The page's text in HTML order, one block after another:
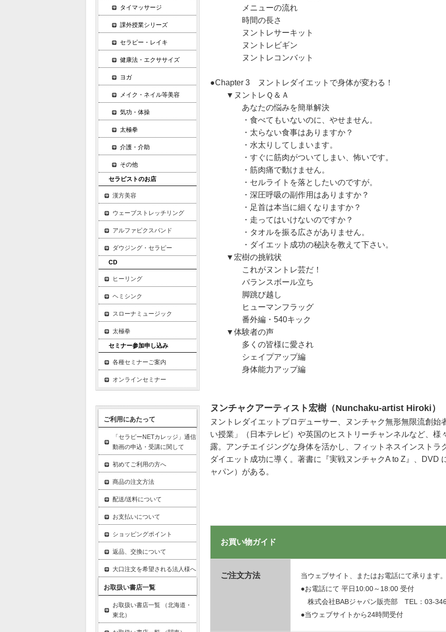
メニューの流れ
時間の長さ
ヌントレサーキット
ヌントレビギン
ヌントレコンバット
●Chapter 3 ヌントレダイエットで身体が変わる！
▼ヌントレＱ＆Ａ
あなたの悩みを簡単解決
・食べてもいないのに、やせません。
・太らない食事はありますか？
・水太りしてしまいます。
・すぐに筋肉がついてしまい、怖いです。
・筋肉痛で動けません。
・セルライトを落としたいのですが。
・深圧呼吸の副作用はありますか？
・足首は本当に細くなりますか？
・走ってはいけないのですか？
・タオルを振る広さがありません。
・ダイエット成功の秘訣を教えて下さい。
▼宏樹の挑戦状
これがヌントレ芸だ！
バランスボール立ち
脚跳び越し
ヒューマンフラッグ
番外編・540キック
▼体験者の声
多くの皆様に愛され
シェイプアップ編
身体能力アップ編
ヌンチャクアーティスト宏樹（Nunchaku-artist Hiroki）
ヌントレダイエットプロデューサー、ヌンチャク無形無限流創始
い授業」（日本テレビ）や英国のヒストリーチャンネルなど、様
露。アンチエイジングな身体を活かし、フィットネスインストラ
ダイエット成功に導く。著書に『実戦ヌンチャクA to Z』、DVD
ャパン）がある。
お買い物ガイド
ご注文方法
当ウェブサイト、またはお電話にて承ります。
●お電話にて 平日10:00～18:00 受付
株式会社BABジャパン販売部 TEL：03-
●当ウェブサイトから24時間受付
タイマッサージ
課外授業シリーズ
セラピー・レイキ
健康法・エクササイズ
ヨガ
メイク・ネイル等美容
気功・体操
太極拳
介護・介助
その他
セラピストのお店
漢方美容
ウェーブストレッチリング
アルファビクスバンド
ダウジング・セラピー
CD
ヒーリング
ヘミシンク
スローナミュージック
太極拳
セミナー参加申し込み
各種セミナーご案内
オンラインセミナー
ご利用にあたって
「セラピーNETカレッジ」通信
動画の申込・受講に関して
初めてご利用の方へ
商品の注文方法
配送/送料について
お支払いについて
ショッピングポイント
返品、交換について
大口注文を希望される法人様へ
お取扱い書店一覧
お取扱い書店一覧 （北海道・
東北）